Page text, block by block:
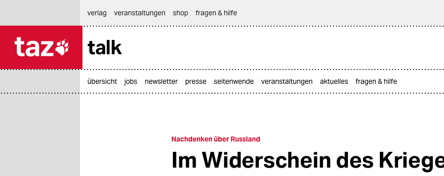
themen
verlag
veranstaltungen shop fragen & hilfe
talk
übersicht jobs newsletter presse seitenwende veranstaltungen aktuelles fragen & hilfe
Nachdenken über Russland
Im Widerschein des